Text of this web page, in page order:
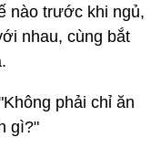
nào trước khi ngủ,
nhau, cùng bắt
phải chỉ ăn
gì?"